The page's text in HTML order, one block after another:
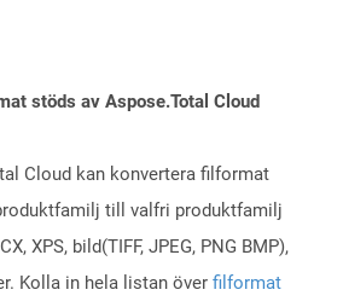
stöds av Aspose.Total Cloud
Cloud kan konvertera filformat
till valfri produktfamilj
XPS, bild(TIFF, JPEG, PNG BMP),
Kolla in hela listan över filformat